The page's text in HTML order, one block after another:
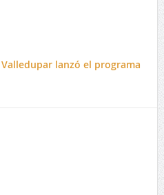
lanzó el programa